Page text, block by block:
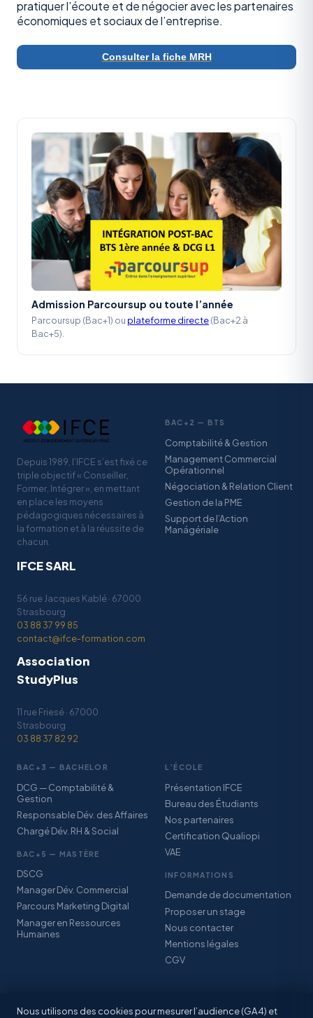
pratiquer l’écoute et de négocier avec les partenaires
économiques et sociaux de l’entreprise.
Consulter la fiche MRH
Admission Parcoursup ou toute l’année
Parcoursup (Bac+1) ou plateforme directe(Bac+2 à
Bac+5).
Depuis 1989, l’IFCE s’est fixé ce
triple objectif « Conseiller,
Former, Intégrer », en mettant
en place les moyens
pédagogiques nécessaires à
la formation et à la réussite de
chacun.
IFCE SARL
56 rue Jacques Kablé · 67000
Strasbourg
03 88 37 99 85
contact@ifce-formation.com
Association
StudyPlus
11 rue Friesé · 67000
Strasbourg
03 88 37 82 92
BAC+2 — BTS
Comptabilité & Gestion
Management Commercial
Opérationnel
Négociation & Relation Client
Gestion de la PME
Support de l’Action
Manágériale
BAC+3 — BACHELOR
DCG — Comptabilité &
Gestion
Responsable Dév. des Affaires
Chargé Dév. RH & Social
BAC+5 — MASTÈRE
DSCG
Manager Dév. Commercial
Parcours Marketing Digital
Manager en Ressources
Humaines
L’ÉCOLE
Présentation IFCE
Bureau des Étudiants
Nos partenaires
Certification Qualiopi
VAE
INFORMATIONS
Demande de documentation
Proposer un stage
Nous contacter
Mentions légales
CGV
Nous utilisons des cookies pour mesurer l’audience (GA4) et